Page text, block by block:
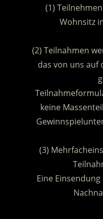
(1)
Wohnsitz
(2) Teilnahmen
das von uns auf
keine
(3)
Eine